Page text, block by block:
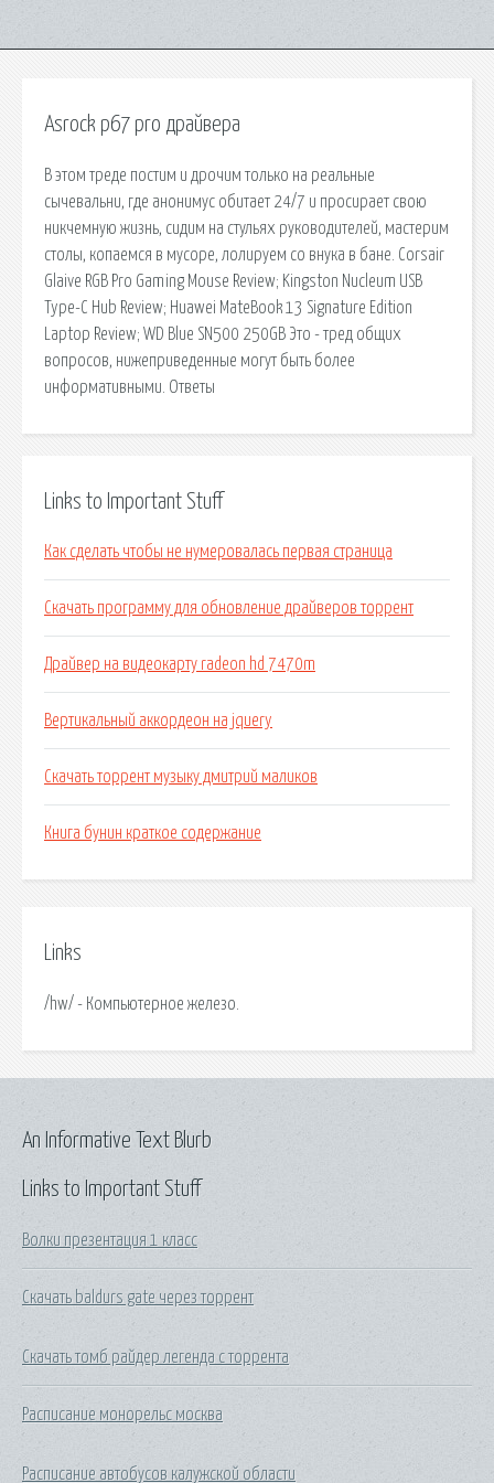
Asrock p67 pro драйвера
В этом треде постим и дрочим только на реальные
сычевальни, где анонимус обитает 24/7 и просирает свою
никчемную жизнь, сидим на стульях руководителей, мастерим
столы, копаемся в мусоре, лолируем со внука в бане. Corsair
Glaive RGB Pro Gaming Mouse Review; Kingston Nucleum USB
Type-C Hub Review; Huawei MateBook 13 Signature Edition
Laptop Review; WD Blue SN500 250GB Это - тред общих
вопросов, нижеприведенные могут быть более
информативными. Ответы
Links to Important Stuff
Как сделать чтобы не нумеровалась первая страница
Скачать программу для обновление драйверов торрент
Драйвер на видеокарту radeon hd 7470m
Вертикальный аккордеон на jquery
Скачать торрент музыку дмитрий маликов
Книга бунин краткое содержание
Links
/hw/ - Компьютерное железо.
Links to Important Stuff
Волки презентация 1 класс
Скачать baldurs gate через торрент
Скачать томб райдер легенда с торрента
Расписание монорельс москва
Расписание автобусов калужской области
An Informative Text Blurb